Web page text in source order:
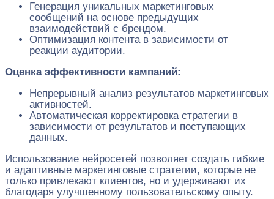
Генерация уникальных маркетинговых
сообщений на основе предыдущих
взаимодействий с брендом.
Оптимизация контента в зависимости от
реакции аудитории.
Оценка эффективности кампаний:
Непрерывный анализ результатов маркетинговых
активностей.
Автоматическая корректировка стратегии в
зависимости от результатов и поступающих
данных.
Использование нейросетей позволяет создать гибкие
и адаптивные маркетинговые стратегии, которые не
только привлекают клиентов, но и удерживают их
благодаря улучшенному пользовательскому опыту.